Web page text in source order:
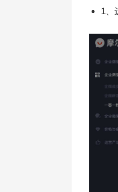
1、